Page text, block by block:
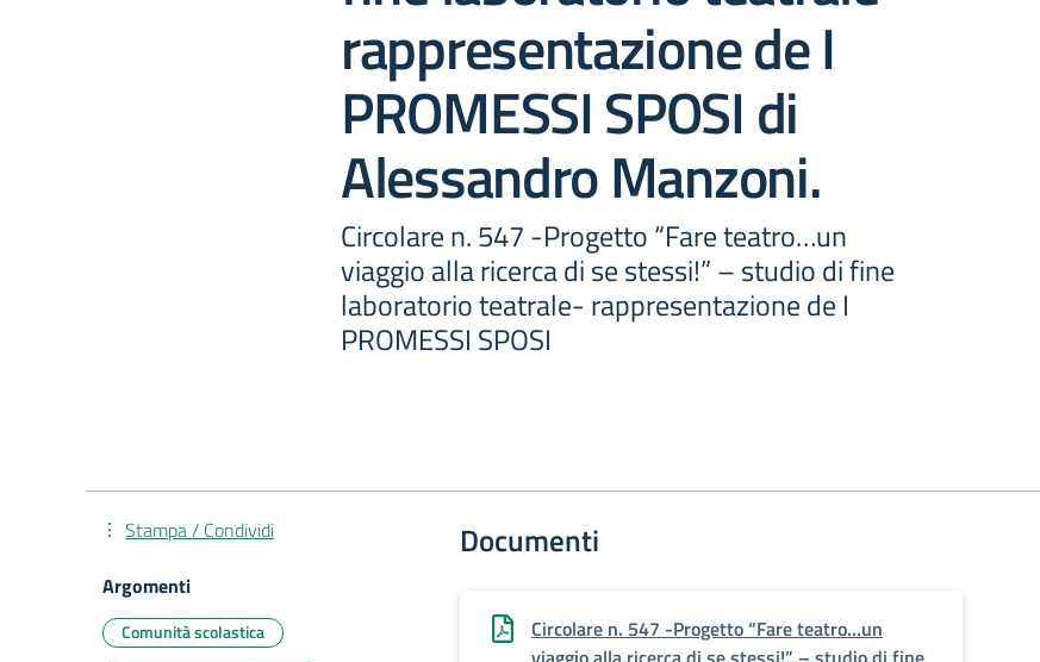
rappresentazione de I
PROMESSI SPOSI di
Alessandro Manzoni.
Circolare n. 547 -Progetto “Fare teatro…un
viaggio alla ricerca di se stessi!” – studio di fine
laboratorio teatrale- rappresentazione de I
PROMESSI SPOSI
Documenti
Circolare n. 547 -Progetto “Fare teatro…un
Stampa / Condividi
Argomenti
Comunità scolastica